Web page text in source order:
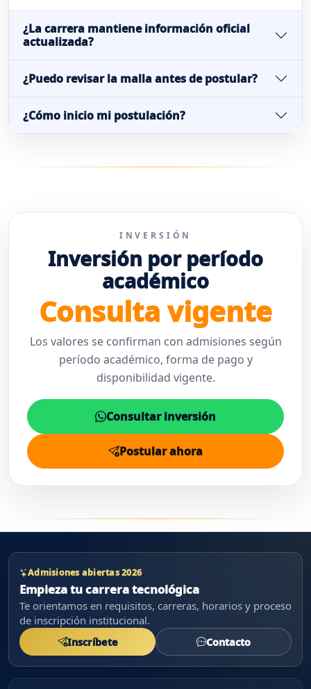
¿La carrera mantiene información oficial
actualizada?
¿Puedo revisar la malla antes de postular?
¿Cómo inicio mi postulación?
INVERSIÓN
Inversión por período
académico
Consulta vigente
Los valores se confirman con admisiones según
período académico, forma de pago y
disponibilidad vigente.
Consultar inversión
Postular ahora
Admisiones abiertas 2026
Empieza tu carrera tecnológica
Te orientamos en requisitos, carreras, horarios y proceso
de inscripción institucional.
Inscríbete Contacto